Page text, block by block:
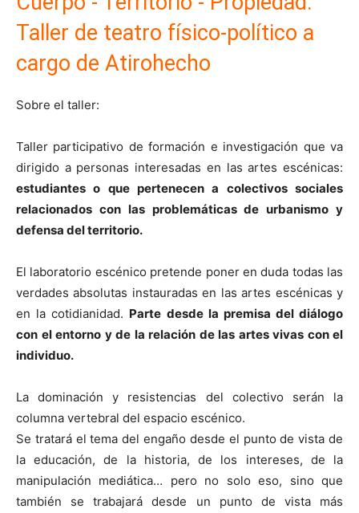
Taller de teatro físico-político a
cargo de Atirohecho
Sobre el taller:
Taller participativo de formación e investigación que va
dirigido a personas interesadas en las artes escénicas:
estudiantes o que pertenecen a colectivos sociales
relacionados con las problemáticas de urbanismo y
defensa del territorio.
El laboratorio escénico pretende poner en duda todas las
verdades absolutas instauradas en las artes escénicas y
en la cotidianidad. Parte desde la premisa del diálogo
con el entorno y de la relación de las artes vivas con el
individuo.
La dominación y resistencias del colectivo serán la
columna vertebral del espacio escénico.
Se tratará el tema del engaño desde el punto de vista de
la educación, de la historia, de los intereses, de la
manipulación mediática… pero no solo eso, sino que
también se trabajará desde un punto de vista más